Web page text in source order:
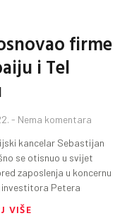
firme
i Tel
Nema komentara
kancelar Sebastijan
se otisnuo u svijet
zaposlenja u koncernu
investitora Petera
VIŠE